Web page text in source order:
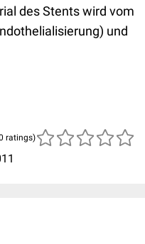
des Stents wird vom
und
ratings)